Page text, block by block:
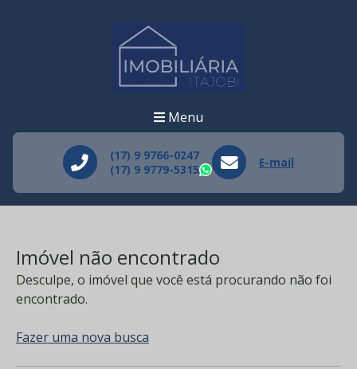
Menu
(17) 9 9766-0247
(17) 9 9779-5315
WhatsApp
E-mail
Imóvel não encontrado
Desculpe, o imóvel que você está procurando não foi
encontrado.
Fazer uma nova busca